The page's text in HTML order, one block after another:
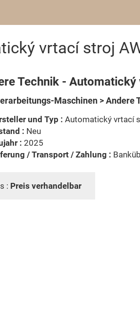
vrtací stroj
Technik -
Maschinen > Andere
und Typ : Automatický vrtací
: Neu
: 2025
/ Transport / Zahlung :
: Preis verhandelbar